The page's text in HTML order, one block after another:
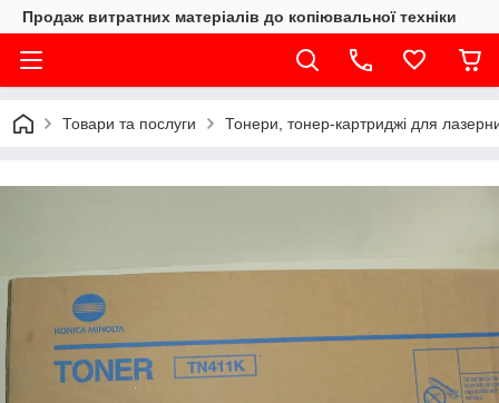
Продаж витратних матеріалів до копіювальної техніки
Товари та послуги Тонери, тонер-картриджі для